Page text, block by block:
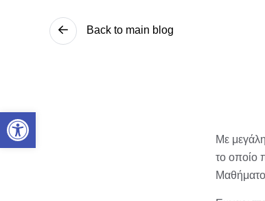
Ανοίξτε τη γραμμή
Back to main blog
Με
το οποίο